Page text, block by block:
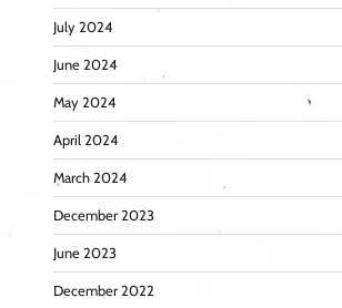
July 2024
June 2024
May 2024
April 2024
March 2024
December 2023
June 2023
December 2022